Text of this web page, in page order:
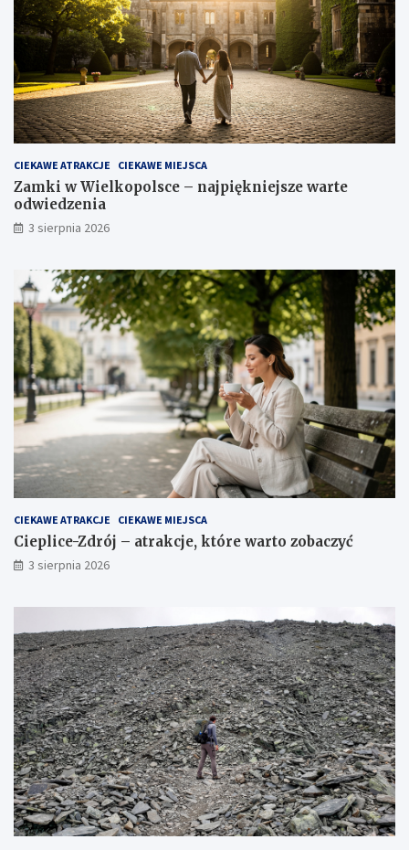
CIEKAWE ATRAKCJE CIEKAWE MIEJSCA
Zamki w Wielkopolsce – najpiękniejsze warte
odwiedzenia
3 sierpnia 2026
CIEKAWE ATRAKCJE CIEKAWE MIEJSCA
Cieplice-Zdrój – atrakcje, które warto zobaczyć
3 sierpnia 2026